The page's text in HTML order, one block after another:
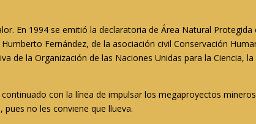
En 1994 se emitió la declaratoria de Área Natural Protegida
Fernández, de la asociación civil Conservación
de la Organización de las Naciones Unidas para la Ciencia, la
con la línea de impulsar los megaproyectos
no les conviene que llueva.